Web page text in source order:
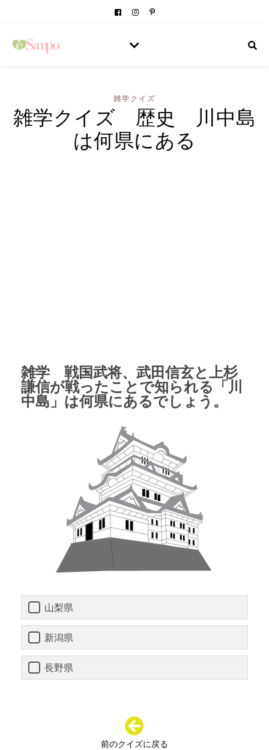
雑学クイズ
雑学クイズ 歴史 川中島
は何県にある
雑学 戦国武将、武田信玄と上杉
謙信が戦ったことで知られる「川
中島」は何県にあるでしょう。
山梨県
新潟県
長野県
前のクイズに戻る